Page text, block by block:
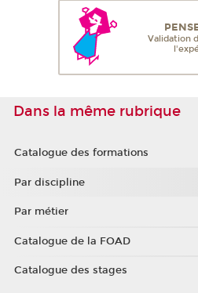
Validation
Dans la même rubrique
Catalogue des formations
Par discipline
Par métier
Catalogue de la FOAD
Catalogue des stages